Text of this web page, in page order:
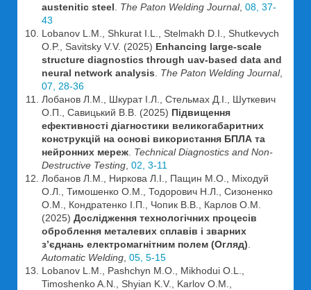
austenitic steel
The Paton Welding Journal, 08, 37-
43
Lobanov L.M., Shkurat I.L., Stelmakh D.I., Shutkevych
O.P., Savitsky V.V. (2025) Enhancing large-scale
structure diagnostics through uav-based data and
neural network analysis
The Paton Welding Journal,
07, 28-36
Лобанов Л.М., Шкурат І.Л., Стельмах Д.І., Шуткевич
О.П., Савицький В.В. (2025) Підвищення
ефективності діагностики великогабаритних
конструкцій на основі використання БПЛА та
нейронних мереж Technical Diagnostics and Non-
Destructive Testing 02, 3-11
Лобанов Л.М., Ниркова Л.І., Пащин М.О., Міходуй
О.Л., Тимошенко О.М., Тодорович Н.Л., Сизоненко
О.М., Кондратенко І.П., Чопик В.В., Карлов О.М.
(2025) Дослідження технологічних процесів
оброблення металевих сплавів і зварних
з’єднань електромагнітним полем (Огляд)
Automatic Welding 05, 5-15
Lobanov L.M., Pashchyn M.O., Mikhodui O.L.,
Timoshenko A.N., Shyian K.V., Karlov O.M.,